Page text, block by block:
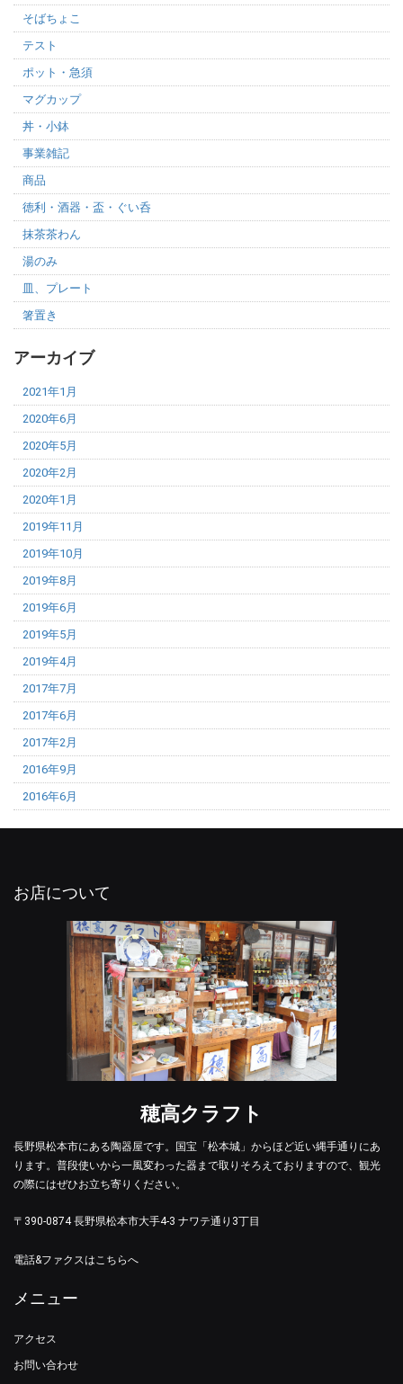
そばちょこ
テスト
ポット・急須
マグカップ
丼・小鉢
事業雑記
商品
徳利・酒器・盃・ぐい呑
抹茶茶わん
湯のみ
皿、プレート
箸置き
アーカイブ
2021年1月
2020年6月
2020年5月
2020年2月
2020年1月
2019年11月
2019年10月
2019年8月
2019年6月
2019年5月
2019年4月
2017年7月
2017年6月
2017年2月
2016年9月
2016年6月
お店について
穂高クラフト
長野県松本市にある陶器屋です。国宝「松本城」からほど近い縄手通りにあ
ります。普段使いから一風変わった器まで取りそろえておりますので、観光
の際にはぜひお立ち寄りください。
〒390-0874 長野県松本市大手4-3 ナワテ通り3丁目
電話&ファクスはこちらへ
メニュー
アクセス
お問い合わせ